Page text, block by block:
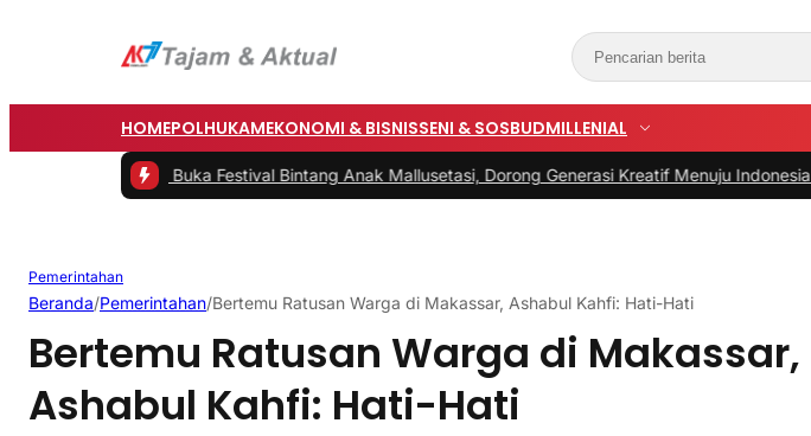
HOMEPOLHUKAMEKONOMI & BISNISSENI & SOSBUDMILLENIAL
Barru Buka Festival Bintang Anak Mallusetasi, Dorong Generasi Kreatif Menuju Indonesia Emas 2045|
Pemerintahan
Beranda/Pemerintahan/Bertemu Ratusan Warga di Makassar, Ashabul Kahfi: Hati-Hati
Bertemu Ratusan Warga di Makassar,
Ashabul Kahfi: Hati-Hati